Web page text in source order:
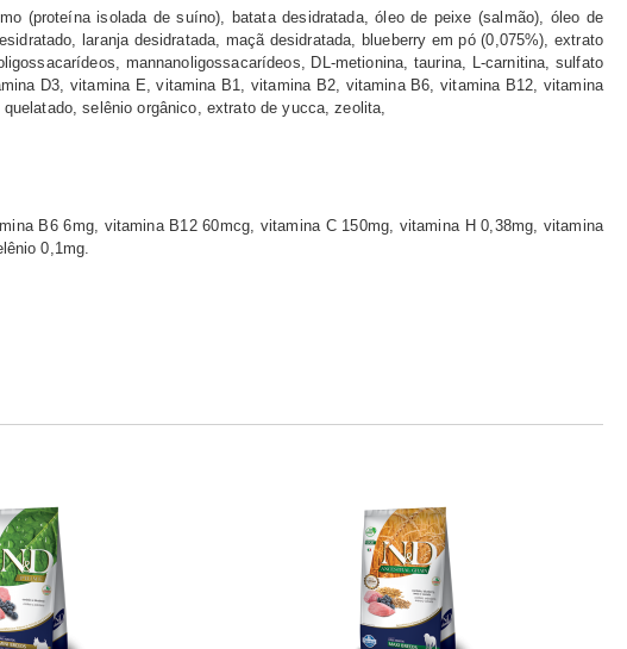
(proteína isolada de suíno), batata desidratada, óleo de peixe (salmão), óleo de
laranja desidratada, maçã desidratada, blueberry em pó (0,075%), extrato
mannanoligossacarídeos, DL-metionina, taurina, L-carnitina, sulfato
D3, vitamina E, vitamina B1, vitamina B2, vitamina B6, vitamina B12, vitamina
selênio orgânico, extrato de yucca, zeolita,
B6 6mg, vitamina B12 60mcg, vitamina C 150mg, vitamina H 0,38mg, vitamina
0,1mg.